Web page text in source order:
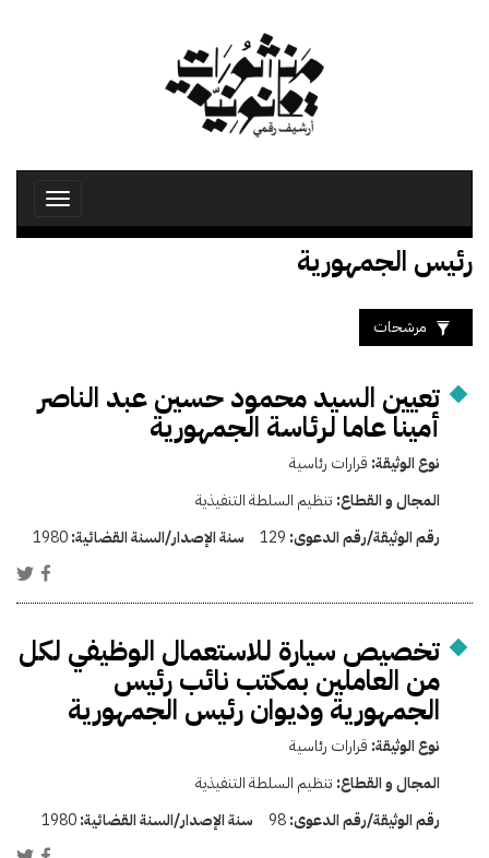
Toggle
رئيس الجمهورية
مرشحات
تعيين السيد محمود حسين عبد الناصر
أمينا عاما لرئاسة الجمهورية
نوع الوثيقة: قرارات رئاسية
المجال و القطاع: تنظيم السلطة التنفيذية
رقم الوثيقة/رقم الدعوى: 129 سنة الإصدار/السنة القضائية:1980
تخصيص سيارة للاستعمال الوظيفي لكل
من العاملين بمكتب نائب رئيس
الجمهورية وديوان رئيس الجمهورية
نوع الوثيقة: قرارات رئاسية
المجال و القطاع: تنظيم السلطة التنفيذية
رقم الوثيقة/رقم الدعوى:98 سنة الإصدار/السنة القضائية:1980